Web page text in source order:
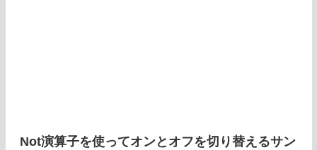
Not演算子を使ってオンとオフを切り替えるサン